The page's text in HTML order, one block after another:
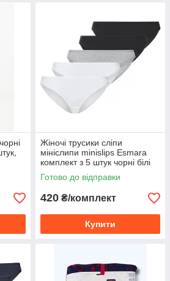
Жіночі трусики сліпи
мініслипи minislips Esmara
комплект з 5 штук чорні білі
сірі розмір S
Готово до відправки
420 ₴/комплект
Купити